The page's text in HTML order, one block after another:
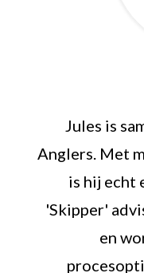
Jules is
Anglers. Met
is hij echt
'Skipper'
en